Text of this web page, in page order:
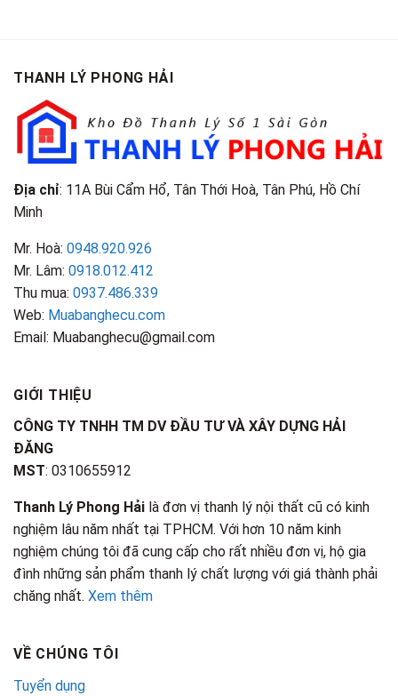
Điểm
Nhận
Biết
THANH LÝ PHONG HẢI
Địa chỉ: 11A Bùi Cẩm Hổ, Tân Thới Hoà, Tân Phú, Hồ Chí
Minh
Mr. Hoà: 0948.920.926
Mr. Lâm: 0918.012.412
Thu mua: 0937.486.339
Web: Muabanghecu.com
Email: Muabanghecu@gmail.com
GIỚI THIỆU
CÔNG TY TNHH TM DV ĐẦU TƯ VÀ XÂY DỰNG HẢI
ĐĂNG
MST: 0310655912
Thanh Lý Phong Hải là đơn vị thanh lý nội thất cũ có kinh
nghiệm lâu năm nhất tại TPHCM. Với hơn 10 năm kinh
nghiệm chúng tôi đã cung cấp cho rất nhiều đơn vị, hộ gia
đình những sản phẩm thanh lý chất lượng với giá thành phải
chăng nhất. Xem thêm
VỀ CHÚNG TÔI
Tuyển dụng